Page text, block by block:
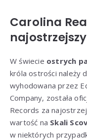
Carolina
W świecie ostrych
króla ostrości należy
wyhodowana przez
Company, została
Records za
wartość na Skali
w niektórych